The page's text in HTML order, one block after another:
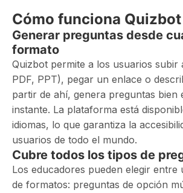
Cómo funciona Quizbot
Generar preguntas desde
formato
Quizbot permite a los usuarios subir
PDF, PPT), pegar un enlace o
partir de ahí, genera preguntas bien
instante. La plataforma está
idiomas, lo que garantiza la
usuarios de todo el mundo.
Cubre todos los tipos de
Los educadores pueden elegir entre
de formatos: preguntas de opción